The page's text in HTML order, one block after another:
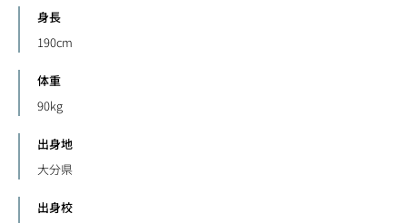
身長
190cm
体重
90kg
出身地
大分県
出身校